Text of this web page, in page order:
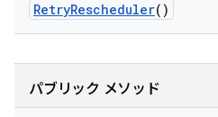
RetryRescheduler()
パブリック メソッド